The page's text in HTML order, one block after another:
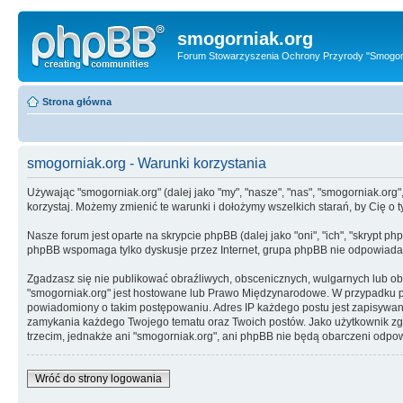
smogorniak.org
Forum Stowarzyszenia Ochrony Przyrody
Strona główna
smogorniak.org - Warunki korzystania
Używając "smogorniak.org" (dalej jako "my", "nasze", "nas",
korzystaj. Możemy zmienić te warunki i dołożymy wszelkich starań, by Cię
Nasze forum jest oparte na skrypcie phpBB (dalej jako "oni", "ich", "skrypt
phpBB wspomaga tylko dyskusje przez Internet, grupa phpBB nie
Zgadzasz się nie publikować obraźliwych, obscenicznych, wulgarnych lub
"smogorniak.org" jest hostowane lub Prawo Międzynarodowe. W
powiadomiony o takim postępowaniu. Adres IP każdego postu jest
zamykania każdego Twojego tematu oraz Twoich postów. Jako użytkownik
trzecim, jednakże ani "smogorniak.org", ani phpBB nie będą obarczeni
Wróć do strony logowania